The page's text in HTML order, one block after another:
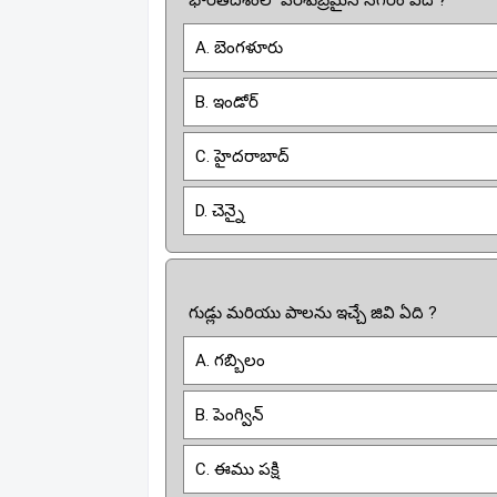
A. బెంగళూరు
B. ఇండోర్
C. హైదరాబాద్
D. చెన్నై
గుడ్లు మరియు పాలను ఇచ్చే జివి ఏది ?
A. గబ్బిలం
B. పెంగ్విన్
C. ఈము పక్షి